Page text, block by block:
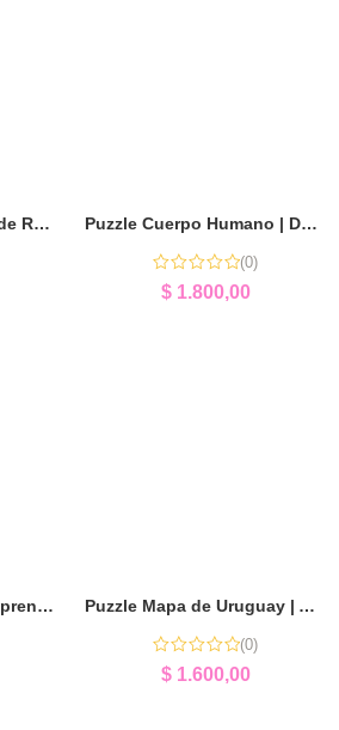
Organizador Semanal de Rutinas | Autonomía y Organización Puzzle Cuerpo Humano | Descubrir Anatomía Jugando
(0)
$1.800,00
Puzzle El Embarazo | Aprender el Desarrollo de la Vida Puzzle Mapa de Uruguay | Aprender Geografía Jugando
(0)
$1.600,00